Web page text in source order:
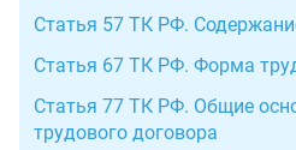
Статья 57 ТК РФ.
Статья 67 ТК РФ. Форма
Статья 77 ТК РФ. Общие
трудового договора